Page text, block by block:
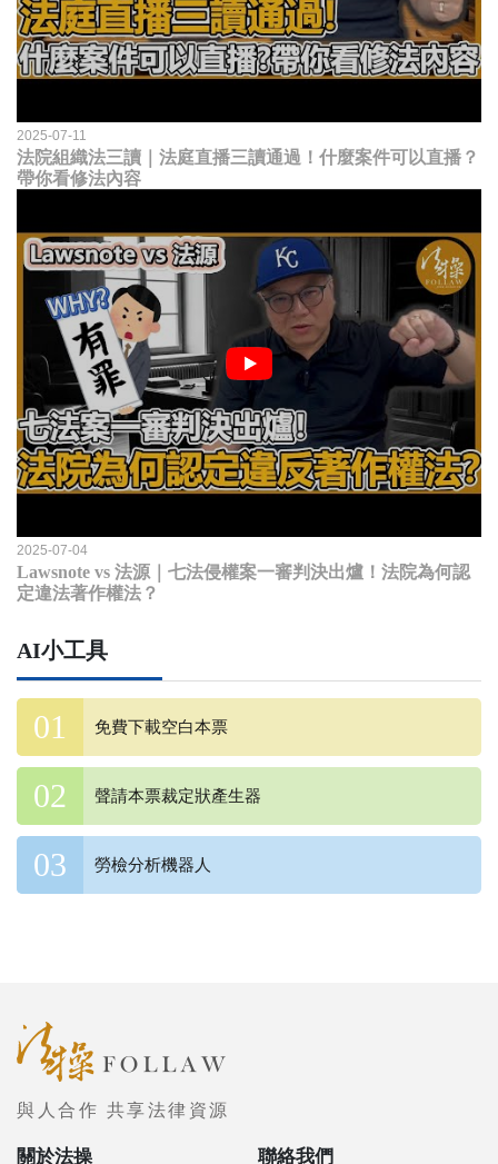
2025-07-11
法院組織法三讀｜法庭直播三讀通過！什麼案件可以直播？
帶你看修法內容
2025-07-04
Lawsnote vs 法源｜七法侵權案一審判決出爐！法院為何認
定違法著作權法？
AI小工具
免費下載空白本票
聲請本票裁定狀產生器
勞檢分析機器人
與人合作 共享法律資源
關於法操 聯絡我們